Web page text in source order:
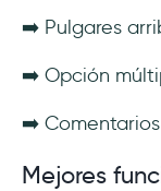
➡️ Pulgares
➡️ Opción
➡️
Mejores